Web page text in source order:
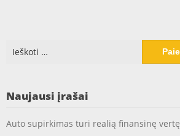
Ieškoti:
Naujausi įrašai
Auto supirkimas turi realią finansinę vertę